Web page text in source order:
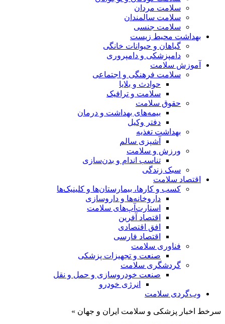
سلامت مردان
سلامت سالمندان
سلامت جنسی
بهداشت محیط زیست
گیاهان و حیوانات خانگی
دامپزشکی و دامپروری
آموزش سلامت
سلامت فرهنگی و اجتماعی
حوادث و بلایا
سلامت و ترافیک
حقوق سلامت
بیمه‌های بهداشت و درمان
دفتر وکیل
بهداشت تغذیه
آشپزی سالم
ورزش و سلامت
تناسب اندام و بدن‌سازی
سبک زندگی
اقتصاد سلامت
کسب و کارها، بیمارستان‌ها و کلینیک‌ها
داروخانه‌ها و داروسازی
استارت‌آپ‌های سلامت
اقتصاد آفرین
افق اقتصادی
اقتصاد فارسی
فناوری سلامت
صنعت و تجهیزات پزشکی
گردشگری سلامت
صنعت خودروسازی و حمل و نقل
انرژی خودرو
وب‌گردی سلامت
سرخط اخبار پزشکی و سلامت ایران و جهان »